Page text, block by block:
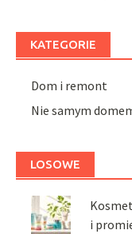
KATEGORIE
Dom i remont
Nie samym
LOSOWE
i